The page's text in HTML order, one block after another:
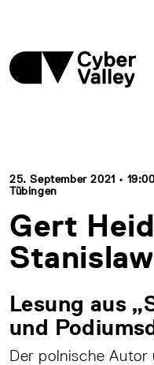
25. September 2021 •
Tübingen
Gert
Lesung aus
und
Der polnische Autor